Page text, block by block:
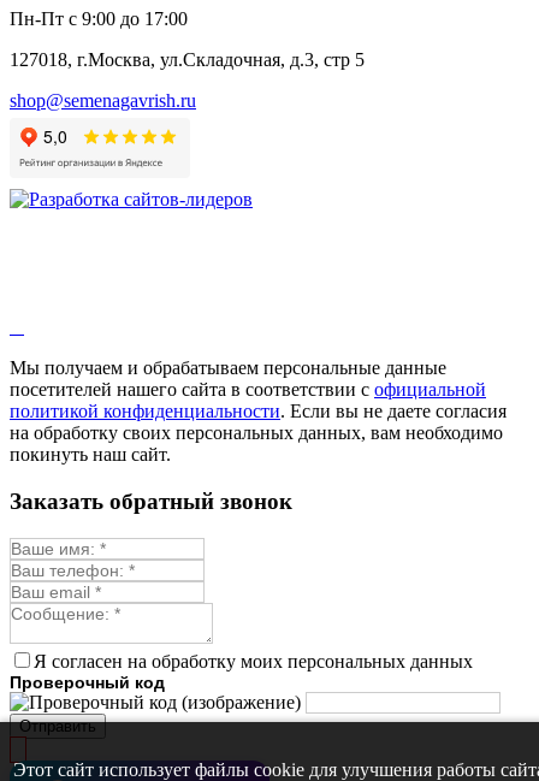
Пн-Пт с 9:00 до 17:00
127018, г.Москва, ул.Складочная, д.3, стр 5
shop@semenagavrish.ru
Мы получаем и обрабатываем персональные данные
посетителей нашего сайта в соответствии с официальной
политикой конфиденциальности. Если вы не даете согласия
на обработку своих персональных данных, вам необходимо
покинуть наш сайт.
Этот сайт использует файлы cookie для улучшения работы
Заказать обратный звонок
Я согласен на обработку моих персональных данных
Проверочный код
Отправить